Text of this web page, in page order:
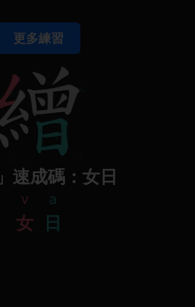
更多練習
速成碼：女日
v
女
a
日